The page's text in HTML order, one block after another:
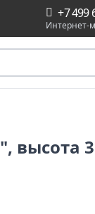
+7 499
Интернет-
высота